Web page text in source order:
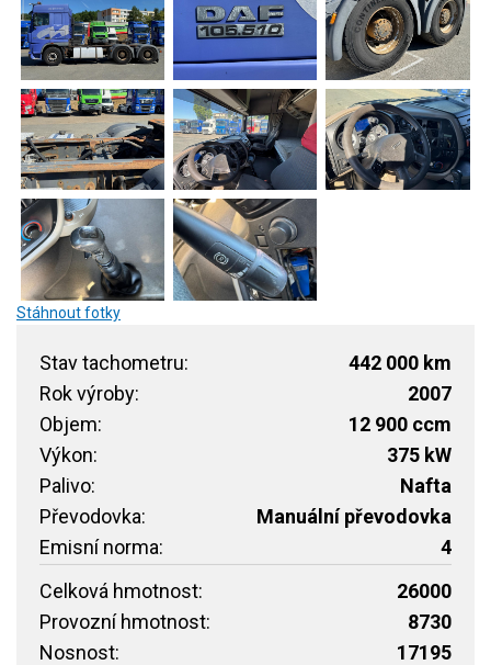
Stáhnout fotky
Stav tachometru:
442 000 km
Rok výroby:
2007
Objem:
12 900 ccm
Výkon:
375 kW
Palivo:
Nafta
Převodovka:
Manuální převodovka
Emisní norma:
4
Celková hmotnost:
26000
Provozní hmotnost:
8730
Nosnost:
17195